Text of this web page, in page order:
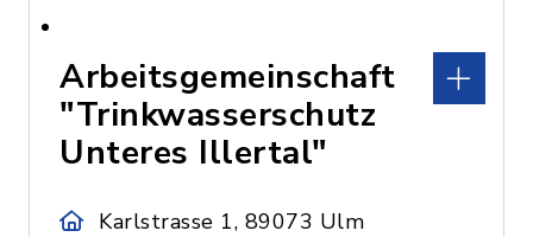
Arbeitsgemeinschaft
"Trinkwasserschutz
Unteres Illertal"
Karlstrasse 1, 89073 Ulm